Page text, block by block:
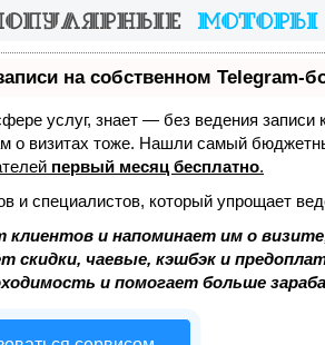
на собственном Telegram-
услуг, знает — без ведения
о визитах тоже. Нашли самый
первый месяц бесплатно.
и специалистов, который упрощает
клиентов и напоминает им о
скидки, чаевые, кэшбэк и
и помогает больше